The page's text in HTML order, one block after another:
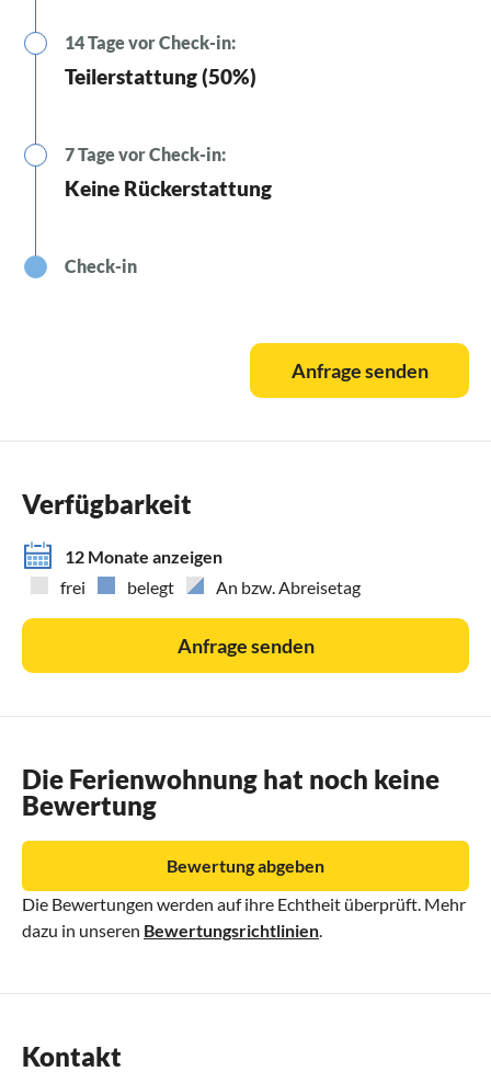
14 Tage vor Check-in:
Teilerstattung (50%)
7 Tage vor Check-in:
Keine Rückerstattung
Check-in
Anfrage senden
Verfügbarkeit
12 Monate anzeigen
frei
belegt An bzw. Abreisetag
Anfrage senden
Die Ferienwohnung hat noch keine
Bewertung
Die Bewertungen werden auf ihre Echtheit überprüft. Mehr
dazu in unseren Bewertungsrichtlinien
Bewertung abgeben
Kontakt